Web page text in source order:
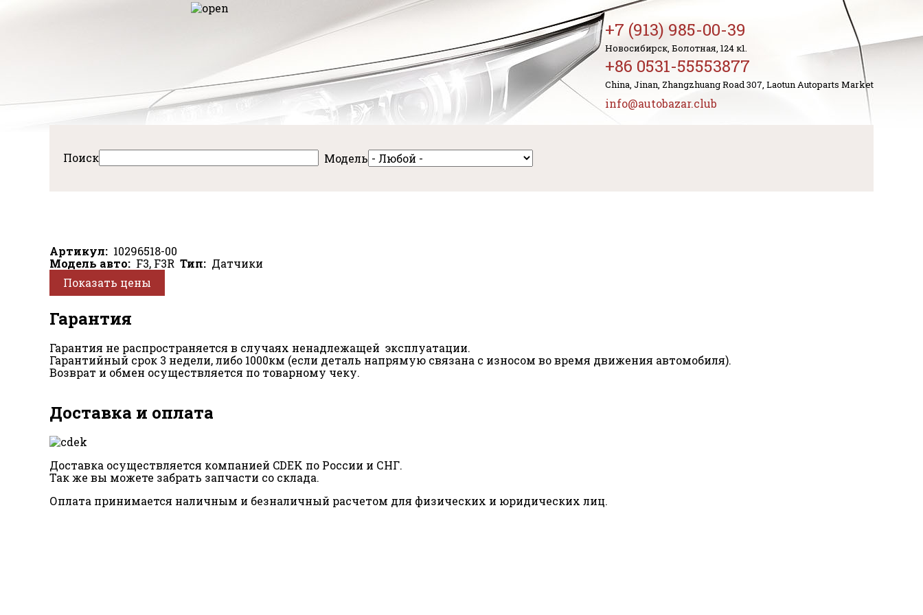
+7 (913) 985-00-39
Новосибирск, Болотная, 124 к1.
+86 0531-55553877
China, Jinan, Zhangzhuang Road 307, Laotun Autoparts Market
info@autobazar.club
Поиск Модель
Артикул
10296518-00
Модель авто
F3, F3R Тип
Датчики
Показать цены
Гарантия
Гарантия не распространяется в случаях ненадлежащей эксплуатации.
Гарантийный срок 3 недели, либо 1000км (если деталь напрямую связана с износом во время движения автомобиля).
Возврат и обмен осуществляется по товарному чеку.
Доставка и оплата
Доставка осуществляется компанией CDEK по России и СНГ.
Так же вы можете забрать запчасти со склада.
Оплата принимается наличным и безналичный расчетом для физических и юридических лиц.